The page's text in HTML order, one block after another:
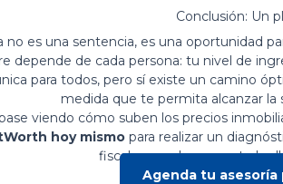
Conclusión: Un
no es una sentencia, es una oportunidad
depende de cada persona: tu nivel de
para todos, pero sí existe un camino
medida que te permita alcanzar la
viendo cómo suben los precios
hoy mismo para realizar un
fiscales pueden ponerte las
Agenda tu asesoría